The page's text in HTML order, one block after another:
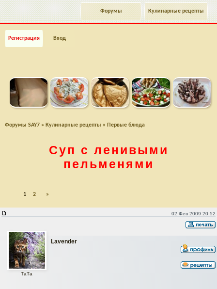
Кулинарные рецепты
Форумы
Регистрация Вход
Форумы SAY7 » Кулинарные рецепты » Первые блюда
Суп с ленивыми
пельменями
1 2 »
02 Фев 2009 20:52
Lavender
ТаТa